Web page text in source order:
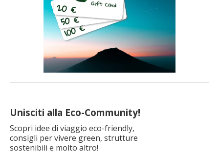
Unisciti alla Eco-Community!
Scopri idee di viaggio eco-friendly,
consigli per vivere green, strutture
sostenibili e molto altro!